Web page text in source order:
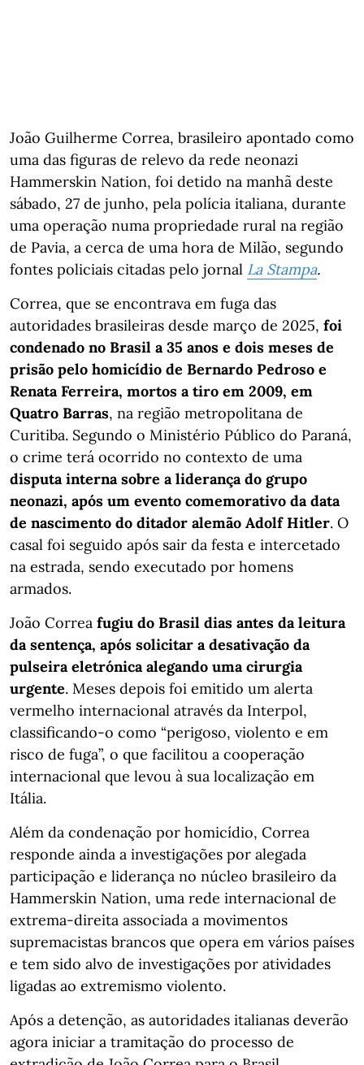
João Guilherme Correa, brasileiro apontado como
uma das figuras de relevo da rede neonazi
Hammerskin Nation, foi detido na manhã deste
sábado, 27 de junho, pela polícia italiana, durante
uma operação numa propriedade rural na região
de Pavia, a cerca de uma hora de Milão, segundo
fontes policiais citadas pelo jornal La Stampa.
Correa, que se encontrava em fuga das
autoridades brasileiras desde março de 2025, foi
condenado no Brasil a 35 anos e dois meses de
prisão pelo homicídio de Bernardo Pedroso e
Renata Ferreira, mortos a tiro em 2009, em
Quatro Barras, na região metropolitana de
Curitiba. Segundo o Ministério Público do Paraná,
o crime terá ocorrido no contexto de uma
disputa interna sobre a liderança do grupo
neonazi, após um evento comemorativo da data
de nascimento do ditador alemão Adolf Hitler. O
casal foi seguido após sair da festa e intercetado
na estrada, sendo executado por homens
armados.
João Correa fugiu do Brasil dias antes da leitura
da sentença, após solicitar a desativação da
pulseira eletrónica alegando uma cirurgia
urgente. Meses depois foi emitido um alerta
vermelho internacional através da Interpol,
classificando-o como “perigoso, violento e em
risco de fuga”, o que facilitou a cooperação
internacional que levou à sua localização em
Itália.
Além da condenação por homicídio, Correa
responde ainda a investigações por alegada
participação e liderança no núcleo brasileiro da
Hammerskin Nation, uma rede internacional de
extrema-direita associada a movimentos
supremacistas brancos que opera em vários países
e tem sido alvo de investigações por atividades
ligadas ao extremismo violento.
Após a detenção, as autoridades italianas deverão
agora iniciar a tramitação do processo de